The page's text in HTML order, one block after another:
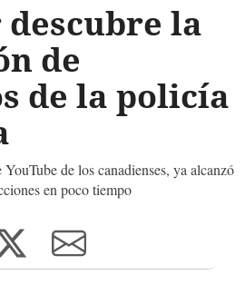
la
de
de la policía
de los canadienses, ya alcanzó
en poco tiempo